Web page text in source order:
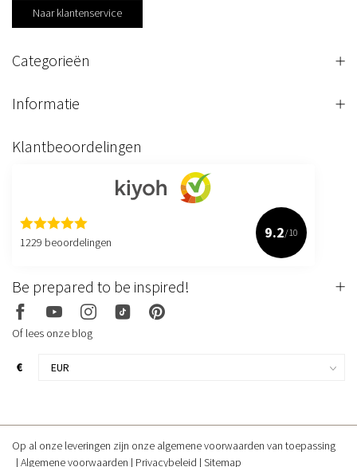
Naar klantenservice
Categorieën
Informatie
Klantbeoordelingen
1229 beoordelingen
9.2/10
Be prepared to be inspired!
Of lees onze blog
€
Op al onze leveringen zijn onze algemene voorwaarden van toepassing
Algemene voorwaarden
Privacybeleid Sitemap